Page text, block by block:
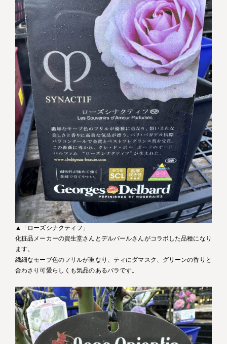
▲「ローズシナクティフ」
化粧品メーカーの資生堂さんとデルバールさんがコラボした品種になり
ます。
繊細なモーブ色のフリルが重なり、ティにダマスク、グリーンの香りと
合わさり可愛らしくも気品のあるバラです。